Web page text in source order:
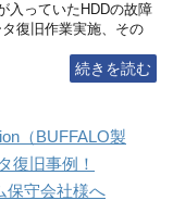
入っていたHDDの故障
復旧作業実施、その
続きを読む
（BUFFALO製
復旧事例！
保守会社様へ